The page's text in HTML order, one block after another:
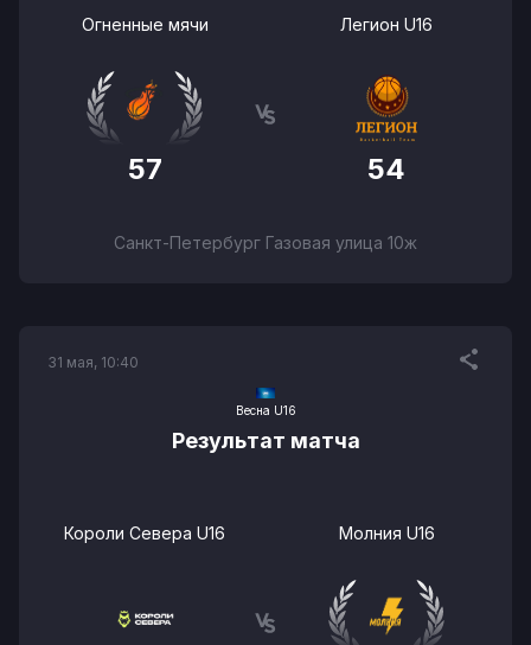
Огненные мячи
57
Легион U16
54
Санкт-Петербург Газовая улица 10ж
31 мая, 10:40
Весна U16
Результат матча
Короли Севера U16 Молния U16